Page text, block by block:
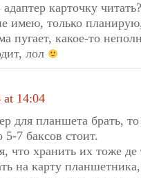
карточку читать?
имею, только
пугает, какое-то
лол
at 14:04
для планшета брать,
5-7 баксов стоит.
что хранить их тоже де
на карту